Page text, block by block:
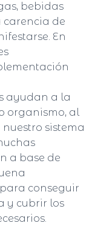
bebidas
carencia de
En
ayudan a la
organismo, al
sistema
a base de
conseguir
y cubrir los